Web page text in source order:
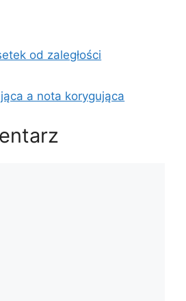
od zaległości
a nota korygująca